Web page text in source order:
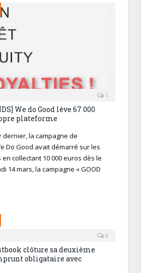
1
We do Good lève 67 000
plateforme
dernier, la campagne de
Do Good avait démarré sur les
collectant 10 000 euros dès le
14 mars, la campagne « GOOD
0
clôture sa deuxième
obligataire avec